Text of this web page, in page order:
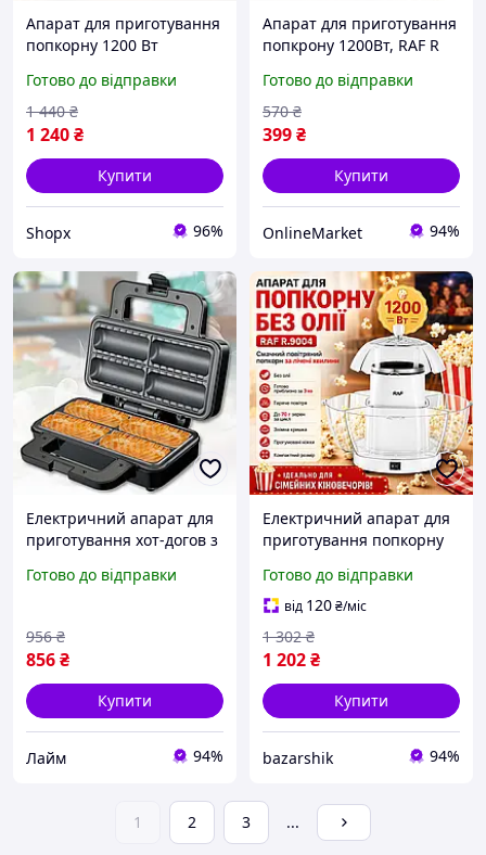
Апарат для приготування
попкорну 1200 Вт
без масла з гарячим
повітрям машинка для
дома
Готово до відправки
1 240₴
1 440 ₴
Купити
Shopx 96%
Апарат для приготування
попкрону 1200Вт, RAF R
Машинка для попкорну /
Попкорниця повітряна
Готово до відправки
399₴
570 ₴
Купити
OnlineMarket 94%
Електричний апарат для
приготування хот-догов з
пластинами RAF R.529 80
Готово до відправки
856₴
956 ₴
Купити
Лайм 94%
Електричний апарат для
приготування попкорну
Готово до відправки
від 120₴/міс
1 202₴
1 302 ₴
Купити
bazarshik 94%
1 2 3 ...